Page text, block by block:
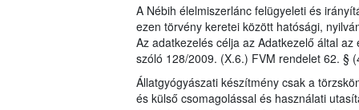
A Nébih élelmiszerlánc felügyeleti és
ezen törvény keretei között hatósági,
Az adatkezelés célja az Adatkezelő által
szóló 128/2009. (X.6.) FVM rendelet 62. §
Állatgyógyászati készítmény csak a
és külső csomagolással és használati